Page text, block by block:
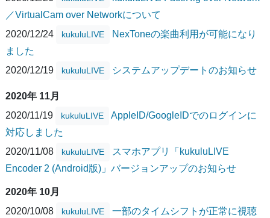
／VirtualCam over Networkについて
2020/12/24
kukuluLIVE
NexToneの楽曲利用が可能になり
ました
2020/12/19
kukuluLIVE システムアップデートのお知らせ
2020年 11月
2020/11/19
kukuluLIVE
AppleID/GoogleIDでのログインに
対応しました
2020/11/08
kukuluLIVE
スマホアプリ「kukuluLIVE
Encoder 2 (Android版)」バージョンアップのお知らせ
2020年 10月
2020/10/08
kukuluLIVE
一部のタイムシフトが正常に視聴